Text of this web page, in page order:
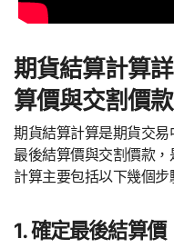
期貨結算計算
算價與交割價款
期貨結算計算是期貨交
最後結算價與交割價款
計算主要包括以下幾個步
1. 確定最後結算價